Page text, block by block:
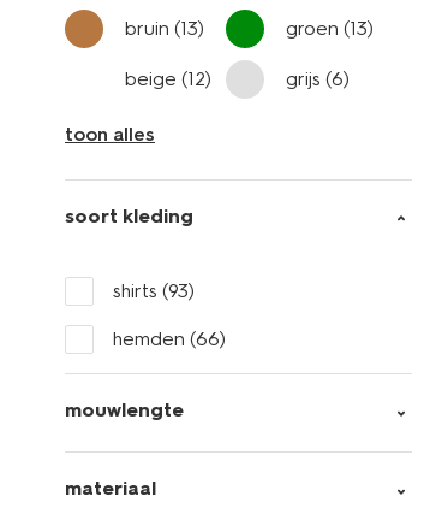
bruin (13) groen(13)
beige (12) grijs(6)
toon alles
soort kleding
shirts (93)
hemden (66)
mouwlengte
materiaal